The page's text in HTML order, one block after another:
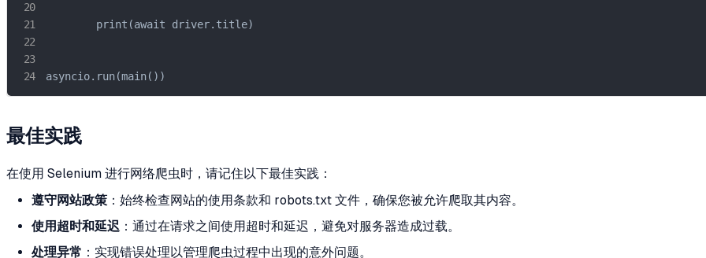
        print(await driver.title)
asyncio.run(main())
最佳实践
在使用 Selenium 进行网络爬虫时，请记住以下最佳实践：
遵守网站政策 ：始终检查网站的使用条款和 robots.txt 文件，确保您被允许爬取其内容。
使用超时和延迟 ：通过在请求之间使用超时和延迟，避免对服务器造成过载。
处理异常 ：实现错误处理以管理爬虫过程中出现的意外问题。